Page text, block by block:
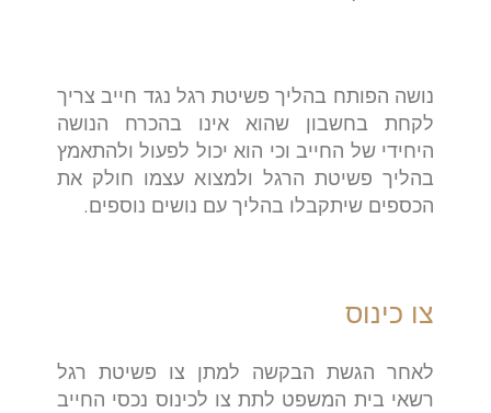
נושה הפותח בהליך פשיטת רגל נגד חייב צריך
לקחת בחשבון שהוא אינו בהכרח הנושה
היחידי של החייב וכי הוא יכול לפעול ולהתאמץ
בהליך פשיטת הרגל ולמצוא עצמו חולק את
הכספים שיתקבלו בהליך עם נושים נוספים.
צו כינוס
לאחר הגשת הבקשה למתן צו פשיטת רגל
רשאי בית המשפט לתת צו לכינוס נכסי החייב